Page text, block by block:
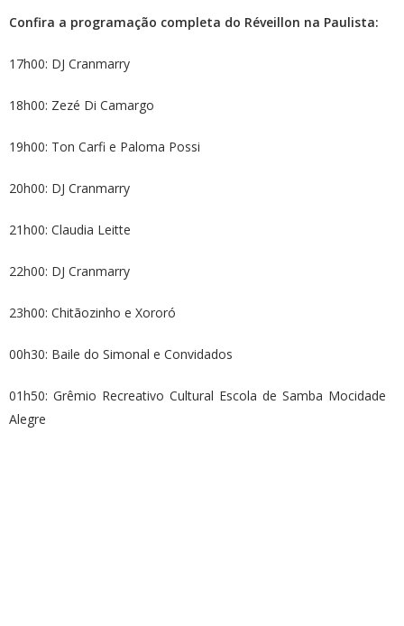
Confira a programação completa do Réveillon na Paulista:
17h00: DJ Cranmarry
18h00: Zezé Di Camargo
19h00: Ton Carfi e Paloma Possi
20h00: DJ Cranmarry
21h00: Claudia Leitte
22h00: DJ Cranmarry
23h00: Chitãozinho e Xororó
00h30: Baile do Simonal e Convidados
01h50: Grêmio Recreativo Cultural Escola de Samba Mocidade
Alegre